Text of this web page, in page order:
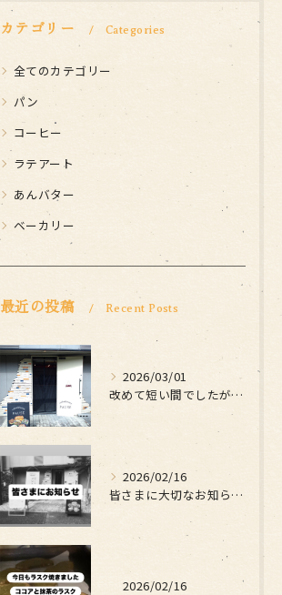
カテゴリー Categories
全てのカテゴリー
パン
コーヒー
ラテアート
あんバター
ベーカリー
最近の投稿 Recent Posts
2026/03/01
改めて短い間でしたがお世話になりました
2026/02/16
皆さまに大切なお知らせです
2026/02/16